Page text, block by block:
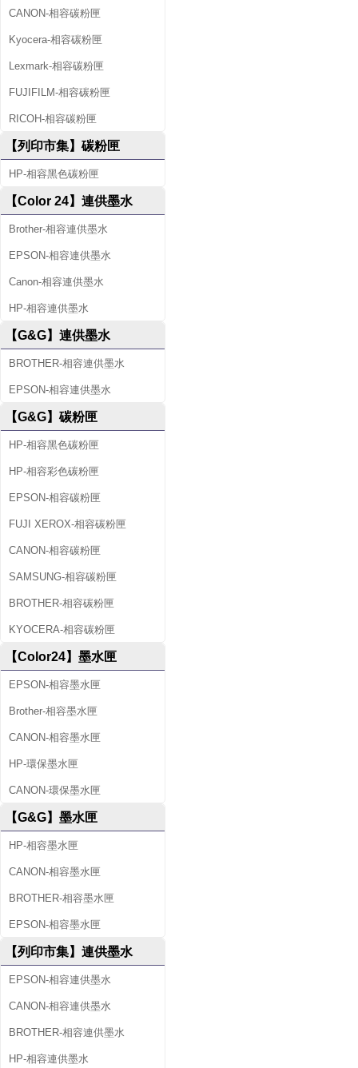
CANON-相容碳粉匣
Kyocera-相容碳粉匣
Lexmark-相容碳粉匣
FUJIFILM-相容碳粉匣
RICOH-相容碳粉匣
【列印市集】碳粉匣
HP-相容黑色碳粉匣
【Color 24】連供墨水
Brother-相容連供墨水
EPSON-相容連供墨水
Canon-相容連供墨水
HP-相容連供墨水
【G&G】連供墨水
BROTHER-相容連供墨水
EPSON-相容連供墨水
【G&G】碳粉匣
HP-相容黑色碳粉匣
HP-相容彩色碳粉匣
EPSON-相容碳粉匣
FUJI XEROX-相容碳粉匣
CANON-相容碳粉匣
SAMSUNG-相容碳粉匣
BROTHER-相容碳粉匣
KYOCERA-相容碳粉匣
【Color24】墨水匣
EPSON-相容墨水匣
Brother-相容墨水匣
CANON-相容墨水匣
HP-環保墨水匣
CANON-環保墨水匣
【G&G】墨水匣
HP-相容墨水匣
CANON-相容墨水匣
BROTHER-相容墨水匣
EPSON-相容墨水匣
【列印市集】連供墨水
EPSON-相容連供墨水
CANON-相容連供墨水
BROTHER-相容連供墨水
HP-相容連供墨水